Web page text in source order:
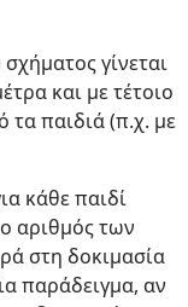
γίνεται
και με τέτοιο
τα παιδιά (π.χ. με
κάθε παιδί
αριθμός των
στη δοκιμασία
παράδειγμα, αν